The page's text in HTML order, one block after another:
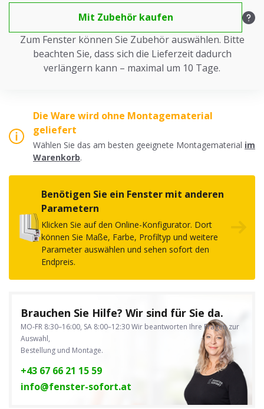
Mit Zubehör kaufen
Zum Fenster können Sie Zubehör auswählen. Bitte
beachten Sie, dass sich die Lieferzeit dadurch
verlängern kann – maximal um 10 Tage.
Die Ware wird ohne Montagematerial
geliefert
Wählen Sie das am besten geeignete Montagematerial im
Warenkorb.
Benötigen Sie ein Fenster mit anderen
Parametern
Klicken Sie auf den Online-Konfigurator. Dort
können Sie Maße, Farbe, Profiltyp und weitere
Parameter auswählen und sehen sofort den
Endpreis.
Brauchen Sie Hilfe? Wir sind für Sie da.
MO-FR 8:30–16:00, SA 8:00–12:30Wir beantworten Ihre Fragen zur
Auswahl,
Bestellung und Montage.
+43 67 66 21 15 59
info@fenster-sofort.at